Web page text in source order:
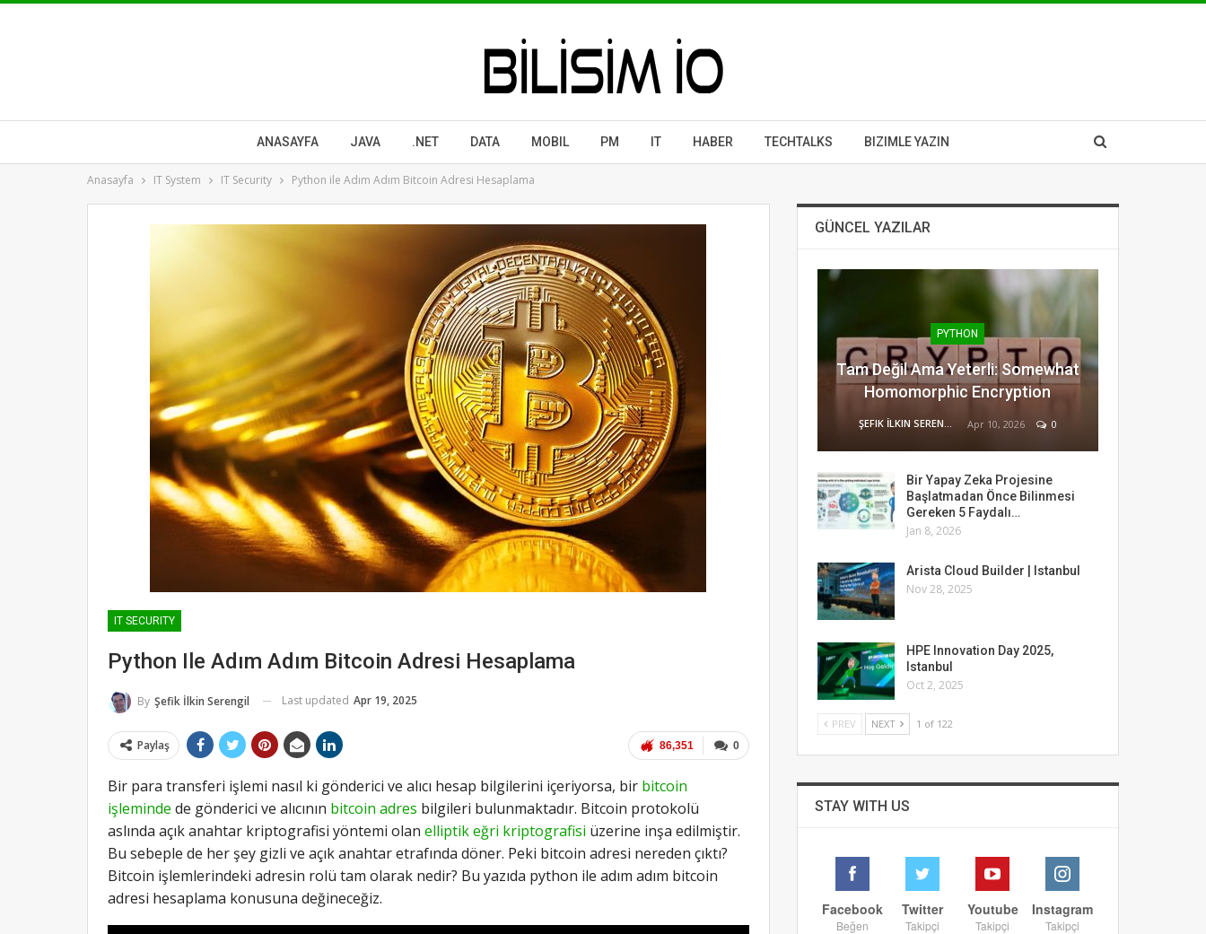
ANASAYFA JAVA .NET DATA MOBIL PM IT HABER TECHTALKS BIZIMLE YAZIN
Anasayfa IT System IT Security Python ile Adım Adım Bitcoin Adresi Hesaplama
IT SECURITY
Python Ile Adım Adım Bitcoin Adresi Hesaplama
By Şefik İlkin Serengil Last updated Apr 19, 2025
0
86,351
Paylaş
Bir para transferi işlemi nasıl ki gönderici ve alıcı hesap bilgilerini içeriyorsa, bir bitcoin
işleminde de gönderici ve alıcının bitcoin adres bilgileri bulunmaktadır. Bitcoin protokolü
aslında açık anahtar kriptografisi yöntemi olan elliptik eğri kriptografisi üzerine inşa edilmiştir.
Bu sebeple de her şey gizli ve açık anahtar etrafında döner. Peki bitcoin adresi nereden çıktı?
Bitcoin işlemlerindeki adresin rolü tam olarak nedir? Bu yazıda python ile adım adım bitcoin
adresi hesaplama konusuna değineceğiz.
GÜNCEL YAZILAR
PYTHON
Tam Değil Ama Yeterli: Somewhat
Homomorphic Encryption
ŞEFIK İLKIN SERENGIL Apr 10, 2026 0
Bir Yapay Zeka Projesine
Başlatmadan Önce Bilinmesi
Gereken 5 Faydalı…
Jan 8, 2026
Arista Cloud Builder | Istanbul
Nov 28, 2025
HPE Innovation Day 2025,
Istanbul
Oct 2, 2025
PREV NEXT 1 of 122
STAY WITH US
Facebook
Beğen
Twitter
Takipçi
Youtube
Takipçi
Instagram
Takipçi